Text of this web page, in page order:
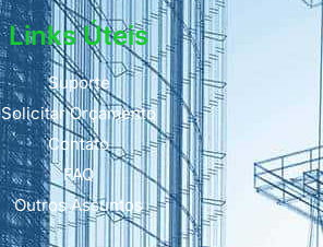
Links Úteis
Suporte
Solicitar Orçamento
Contato
FAQ
Outros Assuntos